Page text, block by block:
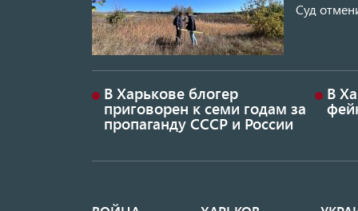
Суд
В Харькове блогер
приговорен к семи годам за
пропаганду СССР и России
В